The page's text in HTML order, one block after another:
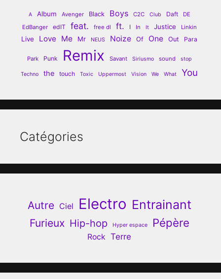
A Album Avenger Black Boys C2C Club Daft
DE
EdBanger
edIT feat. free dl ft. I In It Justice Linkin
Live Love Me Mr NEUS Noize Of One Out Para
Park Punk Remix Savant Siriusmo sound stop
Techno the touch Toxic Uppermost Vision We What You
Catégories
Autre Ciel Electro Entrainant
Furieux Hip-hop Hyper espace Pépère
Rock Terre